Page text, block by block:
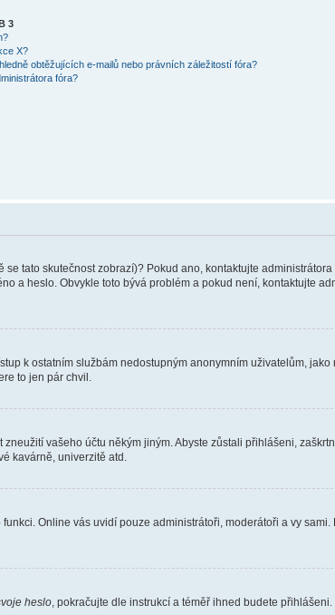
3
X?
obtěžujících e-mailů nebo právních záležitostí fóra?
fóra?
tato skutečnost zobrazí)? Pokud ano, kontaktujte administrátora
a heslo. Obvykle toto bývá problém a pokud není, kontaktujte
k ostatním službám nedostupným anonymním uživatelům, jako
to jen pár chvil.
vašeho účtu někým jiným. Abyste zůstali přihlášeni,
kavárně, univerzitě atd.
funkci. Online vás uvidí pouze administrátoři, moderátoři a vy sami.
heslo , pokračujte dle instrukcí a téměř ihned budete přihlášeni.